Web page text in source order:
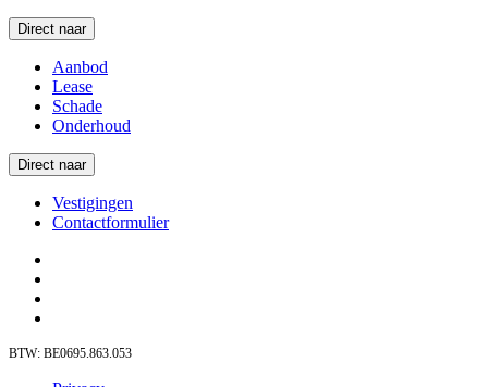
Direct naar
Aanbod
Lease
Schade
Onderhoud
Direct naar
Vestigingen
Contactformulier
BTW: BE0695.863.053